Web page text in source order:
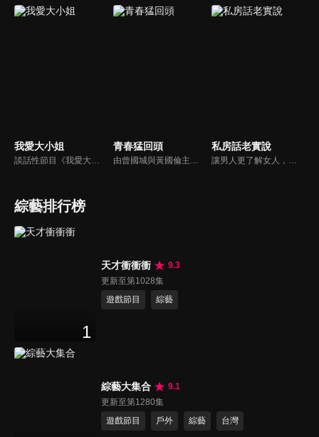
我愛大小姐
談話性節目《我愛大小姐》是由吳淡如、林慧萍主持的一檔談話性節目，講訴女人間的那些事。
青春猛回頭
由曾國城與黃國倫主持，節目中邀請20位20歲以下青少年組成青春團，另一邊則為年紀相較成熟的藝人來賓為不老團，每集分別就一件青少年必定遇見的事件討論，看兩個不同年代的人們，所擁有的不同看法與立場。帶領讓觀眾一起回到那些年的青春歲月！
私房話老實說
讓男人更了解女人，女人更了解自己 ，揭密女性私房話，讓療癒專家教你更愛自己！由于美人和納豆攜手主持，更多你想知道的女性私密話題都在《私房話老實說》。
綜藝排行榜
1
天才衝衝衝
9.3
更新至第1028集
遊戲節目
綜藝
綜藝大集合
9.1
更新至第1280集
遊戲節目
戶外 綜藝 台灣